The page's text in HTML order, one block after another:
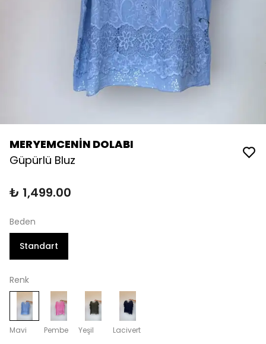
MERYEMCENİN DOLABI
Güpürlü Bluz
₺ 1,499.00
Beden
Standart
Renk
Mavi Pembe Yeşil Lacivert